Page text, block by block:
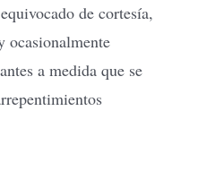
de cortesía,
ocasionalmente
a medida que se